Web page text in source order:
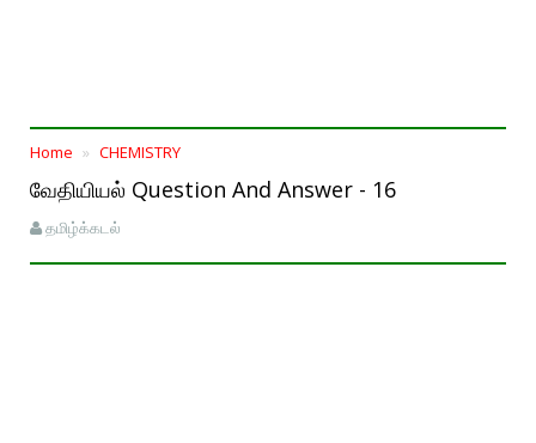
Home CHEMISTRY
வேதியியல் Question And Answer - 16
தமிழ்க்கடல்